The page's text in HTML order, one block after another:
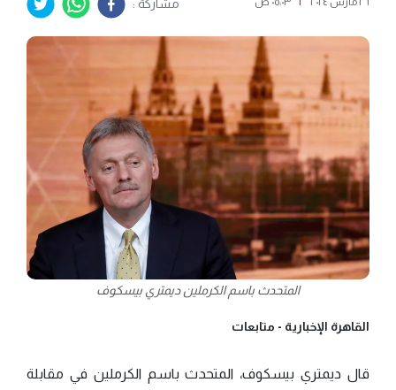
مشاركة :
المتحدث باسم الكرملين ديمتري بيسكوف
القاهرة الإخبارية - متابعات
قال ديمتري بيسكوف، المتحدث باسم الكرملين في مقابلة